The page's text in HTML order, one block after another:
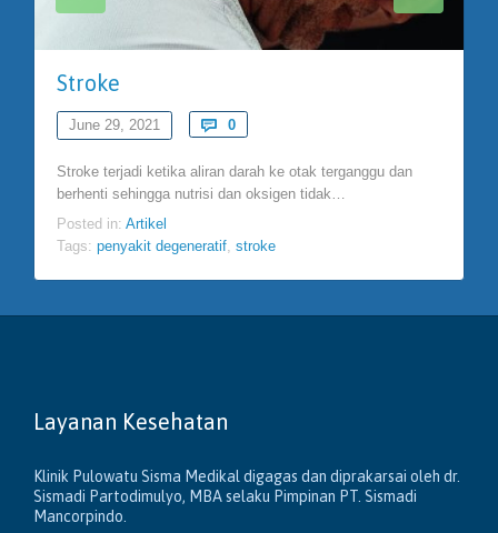
Stroke
June 29, 2021  0Comments
Stroke terjadi ketika aliran darah ke otak terganggu dan
berhenti sehingga nutrisi dan oksigen tidak…
Posted in: Artikel
Tags: penyakit degeneratif stroke
Layanan Kesehatan
Klinik Pulowatu Sisma Medikal digagas dan diprakarsai oleh dr.
Sismadi Partodimulyo, MBA selaku Pimpinan PT. Sismadi
Mancorpindo.